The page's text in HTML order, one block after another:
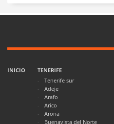
INICIO
TENERIFE
Tenerife sur
Adeje
Arafo
Arico
Arona
Buenavista del Norte